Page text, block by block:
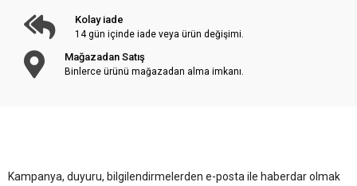
Kolay iade
14 gün içinde iade veya ürün değişimi.
Mağazadan Satış
Binlerce ürünü mağazadan alma imkanı.
Kampanya, duyuru, bilgilendirmelerden e-posta ile haberdar olmak